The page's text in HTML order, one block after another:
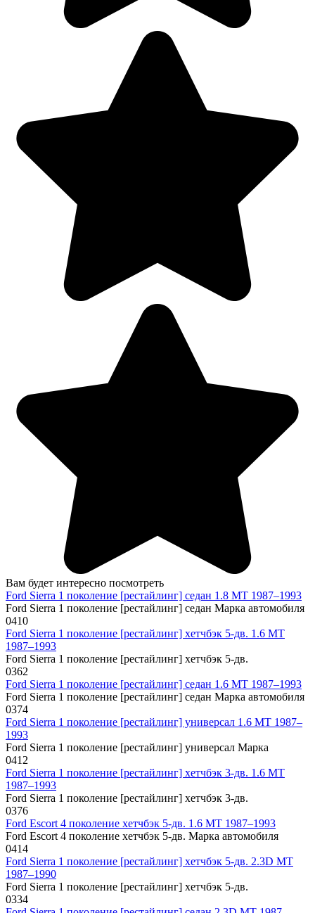
Вам будет интересно посмотреть
Ford Sierra 1 поколение [рестайлинг] седан 1.8 MT 1987–1993
Ford Sierra 1 поколение [рестайлинг] седан Марка автомобиля
0410
Ford Sierra 1 поколение [рестайлинг] хетчбэк 5-дв. 1.6 MT
1987–1993
Ford Sierra 1 поколение [рестайлинг] хетчбэк 5-дв.
0362
Ford Sierra 1 поколение [рестайлинг] седан 1.6 MT 1987–1993
Ford Sierra 1 поколение [рестайлинг] седан Марка автомобиля
0374
Ford Sierra 1 поколение [рестайлинг] универсал 1.6 MT 1987–
1993
Ford Sierra 1 поколение [рестайлинг] универсал Марка
0412
Ford Sierra 1 поколение [рестайлинг] хетчбэк 3-дв. 1.6 MT
1987–1993
Ford Sierra 1 поколение [рестайлинг] хетчбэк 3-дв.
0376
Ford Escort 4 поколение хетчбэк 5-дв. 1.6 MT 1987–1993
Ford Escort 4 поколение хетчбэк 5-дв. Марка автомобиля
0414
Ford Sierra 1 поколение [рестайлинг] хетчбэк 5-дв. 2.3D MT
1987–1990
Ford Sierra 1 поколение [рестайлинг] хетчбэк 5-дв.
0334